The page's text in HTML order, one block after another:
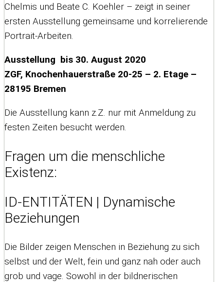
Chelmis und Beate C. Koehler – zeigt in seiner
ersten Ausstellung gemeinsame und korrelierende
Portrait-Arbeiten.
Ausstellung bis 30. August 2020
ZGF, Knochenhauerstraße 20-25 – 2. Etage –
28195 Bremen
Die Ausstellung kann z.Z. nur mit Anmeldung zu
festen Zeiten besucht werden.
Fragen um die menschliche
Existenz:
ID-ENTITÄTEN | Dynamische
Beziehungen
Die Bilder zeigen Menschen in Beziehung zu sich
selbst und der Welt, fein und ganz nah oder auch
grob und vage. Sowohl in der bildnerischen